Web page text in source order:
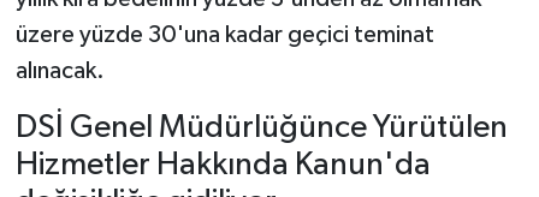
üzere yüzde 30'una kadar geçici teminat
alınacak.
DSİ Genel Müdürlüğünce Yürütülen
Hizmetler Hakkında Kanun'da